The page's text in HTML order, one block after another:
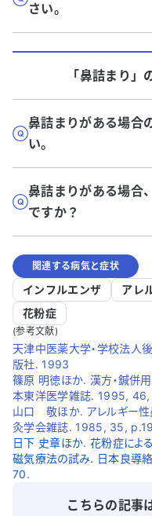
さい。
「鼻詰まり」
鼻詰まりがある場合
い。
鼻詰まりがある場合
ですか？
関連する病気と症状
インフルエンザ アレ
花粉症
(参考文献)
天津中医薬大学・学校法人
版社. 1993
篠原 明徳ほか. 漢方・鍼併
本東洋医学雑誌. 1995,
山口 敬ほか. アレルギー性
灸学会雑誌. 1985, 35,
日下 史章ほか. 花粉症によ
磁気療法の試み. 日本良導
70.
こちらの記事